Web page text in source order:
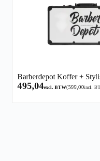
Barberdepot Koffer +
495,04excl. BTW(599,00incl.